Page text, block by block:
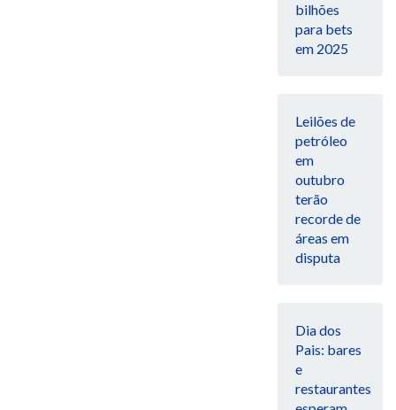
bilhões
para bets
em 2025
Leilões de
petróleo
em
outubro
terão
recorde de
áreas em
disputa
Dia dos
Pais: bares
e
restaurantes